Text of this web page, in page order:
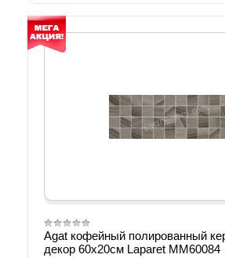
Agat кофейный полированный
декор 60х20см Laparet MM60084